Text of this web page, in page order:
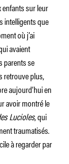
enfants sur leur
intelligents que
où j’ai
avaient
parents se
retrouve plus,
aujourd’hui en
avoir montré le
Lucioles, qui
traumatisés.
à regarder par